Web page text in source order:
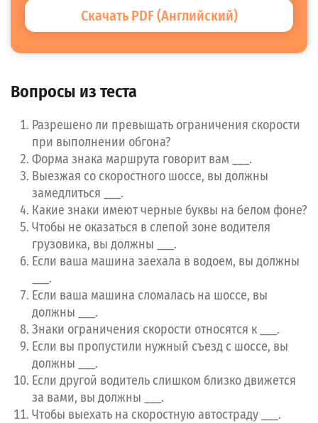
Вернуться ко всем тестам
Скачать PDF (Английский)
Вопросы из теста
Разрешено ли превышать ограничения скорости
при выполнении обгона?
Форма знака маршрута говорит вам ___.
Выезжая со скоростного шоссе, вы должны
замедлиться ___.
Какие знаки имеют черные буквы на белом фоне?
Чтобы не оказаться в слепой зоне водителя
грузовика, вы должны ___.
Если ваша машина заехала в водоем, вы должны
___.
Если ваша машина сломалась на шоссе, вы
должны ___.
Знаки ограничения скорости относятся к ___.
Если вы пропустили нужный съезд с шоссе, вы
должны ___.
Если другой водитель слишком близко движется
за вами, вы должны ___.
Чтобы выехать на скоростную автостраду ___.